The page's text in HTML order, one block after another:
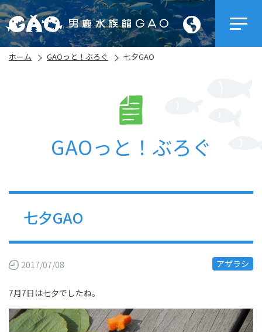
ホーム GAOっと！ぶろぐ 七夕GAO
GAOっと！ぶろぐ
七夕GAO
2017/07/08 アザラシ
7月7日は七夕でしたね。